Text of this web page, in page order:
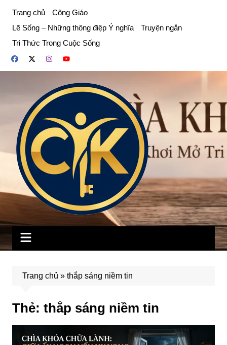
phần
dung
Trang chủ
Công Giáo
Lẽ Sống – Những thông điệp Ý nghĩa
Truyện ngắn
Tri Thức Trong Cuộc Sống
Trang chủ » thắp sáng niềm tin
Thẻ: thắp sáng niềm tin